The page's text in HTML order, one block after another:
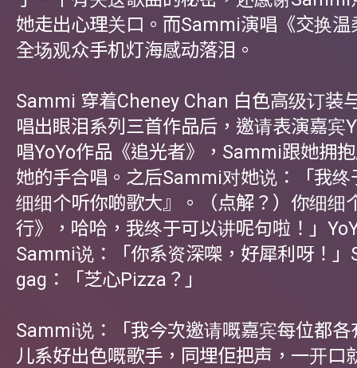
她走出心理关口。而Sammi演唱《交换温
全场观众手机灯海感动落泪。
Sammi 穿着Cheney Chan 白色高级订装
唱出眼泪系列三首作品后，邀请表演嘉宾
唱YoYo作品《追光者》，Sammi跟她拥
她的手合唱。之后Sammi对她说：「我终
细细个听你啲歌大』。（点解？）你细细
行》，哈哈，我终于可以讲呢句啦！」
Sammi说：「你系资深㗎，好犀利呀！
gag：「芝心Pizza？」
Sammi说：「我今次邀请嘅嘉宾每位都各
儿系好出色嘅歌手，同埋佢把声，一开口